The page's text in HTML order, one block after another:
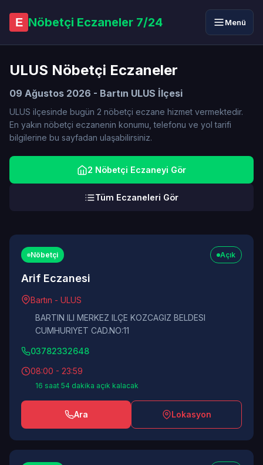
E Nöbetçi Eczaneler 7/24 Menü
ULUS Nöbetçi Eczaneler
09 Ağustos 2026 - Bartın ULUS İlçesi
ULUS ilçesinde bugün 2 nöbetçi eczane hizmet vermektedir.
En yakın nöbetçi eczanenin konumu, telefonu ve yol tarifi
bilgilerine bu sayfadan ulaşabilirsiniz.
2 Nöbetçi Eczaneyi Gör
Tüm Eczaneleri Gör
Nöbetçi Açık
Arif Eczanesi
Bartın - ULUS
BARTIN ILI MERKEZ ILÇE KOZCAGIZ BELDESI
CUMHURIYET CAD.NO:11
03782332648
08:00 - 23:59
16 saat 54 dakika açık kalacak
Ara Lokasyon